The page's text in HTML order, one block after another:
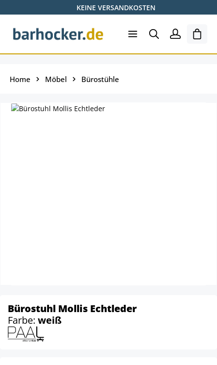
Zum Hauptinhalt springenKEINE VERSANDKOSTEN
Home Möbel Bürostühle
Bürostuhl Mollis Echtleder
Farbe: weiß